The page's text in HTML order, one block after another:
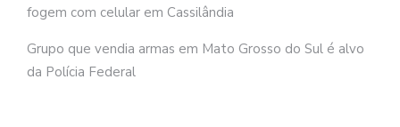
fogem com celular em Cassilândia
Grupo que vendia armas em Mato Grosso do Sul é alvo
da Polícia Federal